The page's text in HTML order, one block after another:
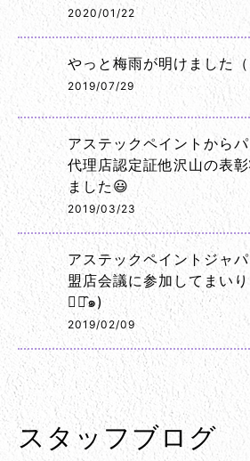
2020/01/22
やっと梅雨が明けました
2019/07/29
アステックペイントから
代理店認定証他沢山の表彰
ました😃
2019/03/23
アステックペイントジャ
盟店会議に参加してまい
◡･̑๑)
2019/02/09
スタッフブログ